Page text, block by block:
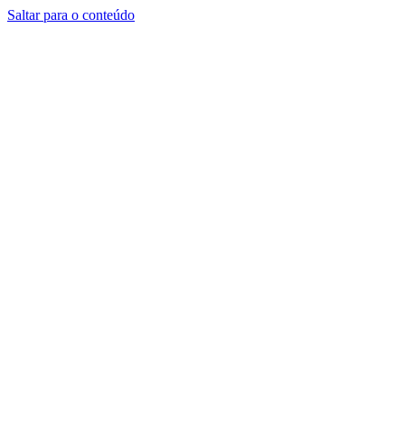
Saltar para o conteúdo